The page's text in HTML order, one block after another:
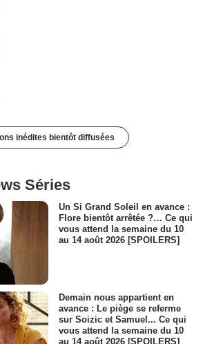
inédites bientôt diffusées
Séries
Un Si Grand Soleil en avance :
Flore bientôt arrêtée ?… Ce qui
vous attend la semaine du 10
au 14 août 2026 [SPOILERS]
Demain nous appartient en
avance : Le piège se referme
sur Soizic et Samuel... Ce qui
vous attend la semaine du 10
au 14 août 2026 [SPOILERS]